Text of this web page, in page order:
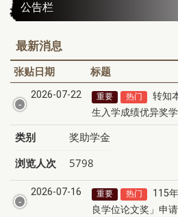
公告栏
最新消息
张贴日期
标题
2026-07-22 重要 热门
转知
生入学成绩优异奖
类别
奖助学金
浏览人次
5798
2026-07-16 重要 热门
115
良学位论文奖」申